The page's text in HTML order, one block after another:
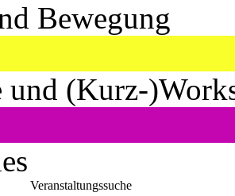
Bewegung
und (Kurz-
Veranstaltungssuche